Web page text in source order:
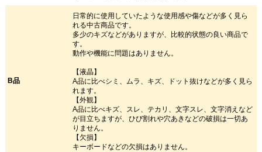
B品
日常的に使用していたような使用感や傷などが多く見ら
れる中古商品です。
多少のキズなどがありますが、比較的状態の良い商品で
す。
動作や機能に問題はありません。
【液晶】
A品に比べシミ、ムラ、キズ、ドット抜けなどが多く見ら
れます。
【外観】
A品に比べキズ、スレ、テカリ、文字スレ、文字消えなど
が目立ちますが、ひび割れや穴あきなどの破損は一切あ
りません。
【欠損】
キーボードなどの欠損はありません。